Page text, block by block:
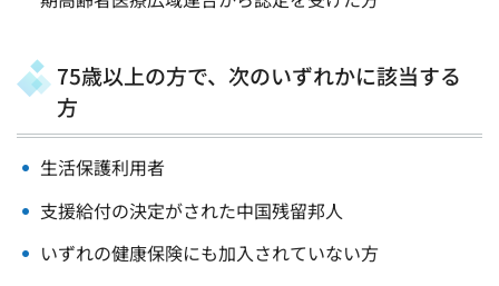
75歳以上の方で、次のいずれかに該当する
方
生活保護利用者
支援給付の決定がされた中国残留邦人
いずれの健康保険にも加入されていない方